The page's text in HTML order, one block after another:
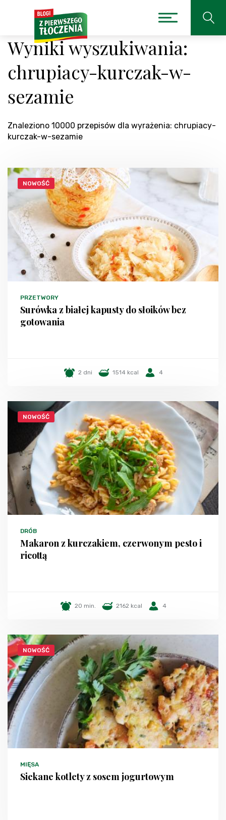
Wyniki wyszukiwania:
chrupiacy-kurczak-w-
sezamie
Znaleziono 10000 przepisów dla wyrażenia: chrupiacy-
kurczak-w-sezamie
NOWOŚĆ
PRZETWORY
Surówka z białej kapusty do słoików bez
gotowania
2 dni 1514 kcal 4
NOWOŚĆ
DRÓB
Makaron z kurczakiem, czerwonym pesto i
ricottą
20 min. 2162 kcal 4
NOWOŚĆ
MIĘSA
Siekane kotlety z sosem jogurtowym